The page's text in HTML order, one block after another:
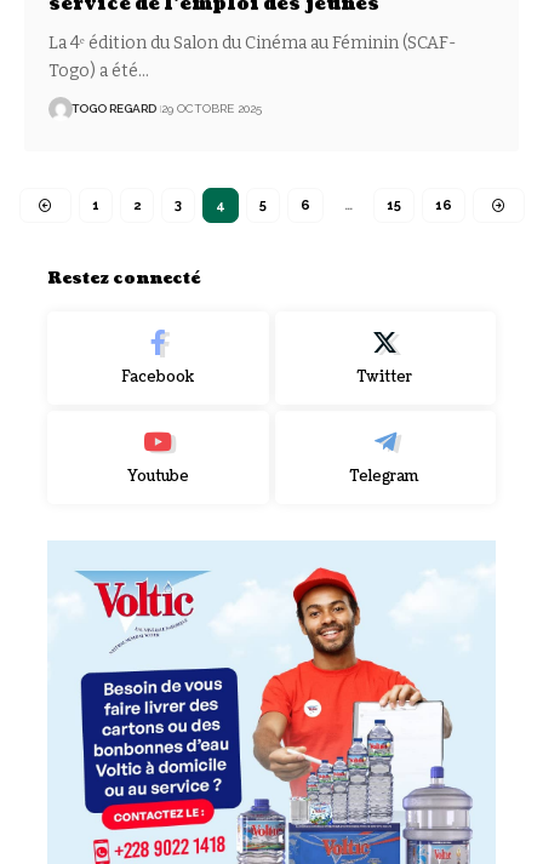
La 4ᵉ édition du Salon du Cinéma au Féminin (SCAF-
Togo) a été…
TOGO REGARD 29 OCTOBRE 2025
1 2 3 4 5 6 … 15 16
Restez connecté
Facebook Twitter
Youtube Telegram